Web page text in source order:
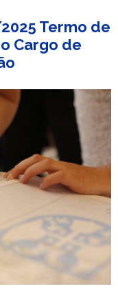
Termo de
Cargo de